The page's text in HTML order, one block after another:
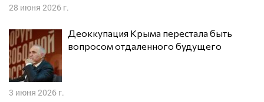
28 июня 2026 г.
Деоккупация Крыма перестала быть
вопросом отдаленного будущего
3 июня 2026 г.